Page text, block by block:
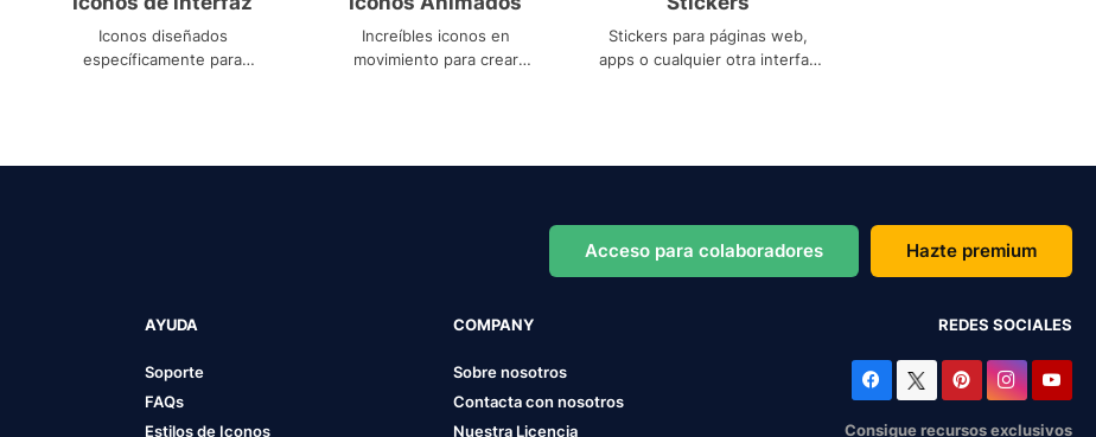
Iconos diseñados
específicamente para
Increíbles iconos en
movimiento para crear
Stickers para páginas web,
apps o cualquier otra interfaz
Acceso para colaboradores Hazte premium
AYUDA
Soporte
FAQs
Estilos de Iconos
COMPANY
Sobre nosotros
Contacta con nosotros
Nuestra Licencia
REDES SOCIALES
Consigue recursos exclusivos